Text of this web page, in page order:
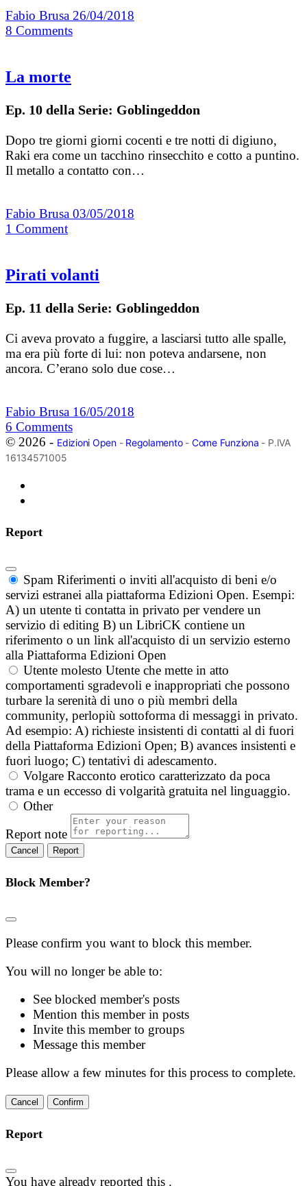
Fabio Brusa 26/04/2018
8 Comments
La morte
Ep. 10 della Serie: Goblingeddon
Dopo tre giorni giorni cocenti e tre notti di digiuno,
Raki era come un tacchino rinsecchito e cotto a puntino.
Il metallo a contatto con…
Fabio Brusa 03/05/2018
1 Comment
Pirati volanti
Ep. 11 della Serie: Goblingeddon
Ci aveva provato a fuggire, a lasciarsi tutto alle spalle,
ma era più forte di lui: non poteva andarsene, non
ancora. C’erano solo due cose…
Fabio Brusa 16/05/2018
6 Comments
© 2026 - Edizioni Open- Regolamento- Come Funziona - P.IVA
16134571005
Report
Spam Riferimenti o inviti all'acquisto di beni e/o
servizi estranei alla piattaforma Edizioni Open. Esempi:
A) un utente ti contatta in privato per vendere un
servizio di editing B) un LibriCK contiene un
riferimento o un link all'acquisto di un servizio esterno
alla Piattaforma Edizioni Open
Utente molesto Utente che mette in atto
comportamenti sgradevoli e inappropriati che possono
turbare la serenità di uno o più membri della
community, perlopiù sottoforma di messaggi in privato.
Ad esempio: A) richieste insistenti di contatti al di fuori
della Piattaforma Edizioni Open; B) avances insistenti e
fuori luogo; C) tentativi di adescamento.
Volgare Racconto erotico caratterizzato da poca
trama e un eccesso di volgarità gratuita nel linguaggio.
Other
Report note
Report
Block Member?
Please confirm you want to block this member.
You will no longer be able to:
See blocked member's posts
Mention this member in posts
Invite this member to groups
Message this member
Please allow a few minutes for this process to complete.
Confirm
Report
You have already reported this .